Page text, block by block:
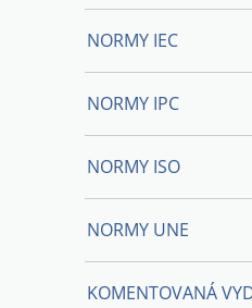
NORMY IEC
NORMY IPC
NORMY ISO
NORMY UNE
KOMENTOVANÁ